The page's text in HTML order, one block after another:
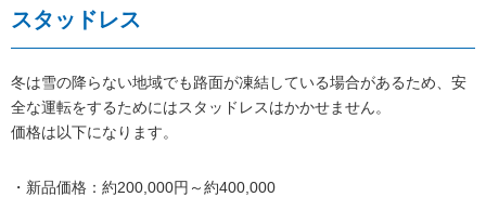
スタッドレス
冬は雪の降らない地域でも路面が凍結している場合があるため、安
全な運転をするためにはスタッドレスはかかせません。
価格は以下になります。
・新品価格：約200,000円～約400,000